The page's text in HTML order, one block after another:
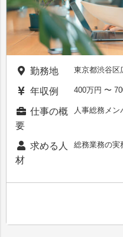
勤務地 東京都渋谷区
年収例 400万円 〜
仕事の概
要
人事総務メ
求める人
材
総務業務の実